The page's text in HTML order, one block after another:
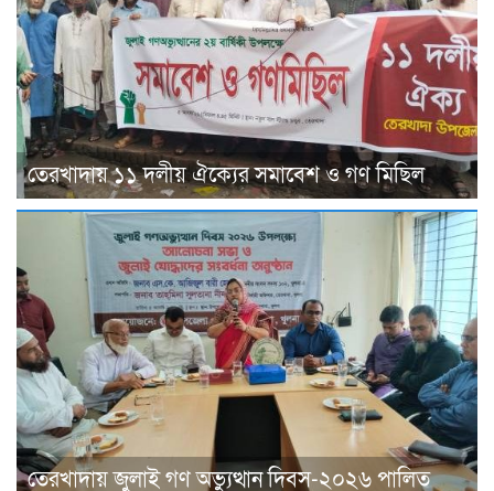
তেরখাদায় ১১ দলীয় ঐক্যের সমাবেশ ও গণ মিছিল
তেরখাদায় জুলাই গণ অভ্যুত্থান দিবস-২০২৬ পালিত